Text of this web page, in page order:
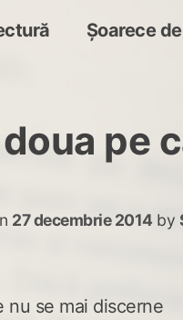
Șoarece
pe
27 decembrie 2014 by
nu se mai discerne